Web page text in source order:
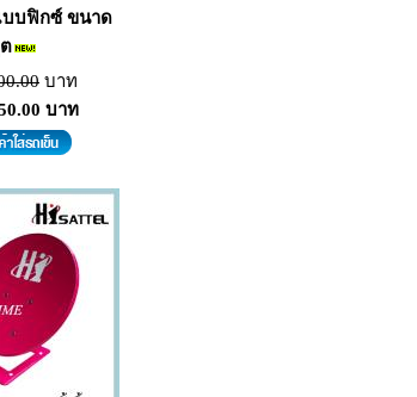
บบฟิกซ์ ขนาด
บาท
บาท